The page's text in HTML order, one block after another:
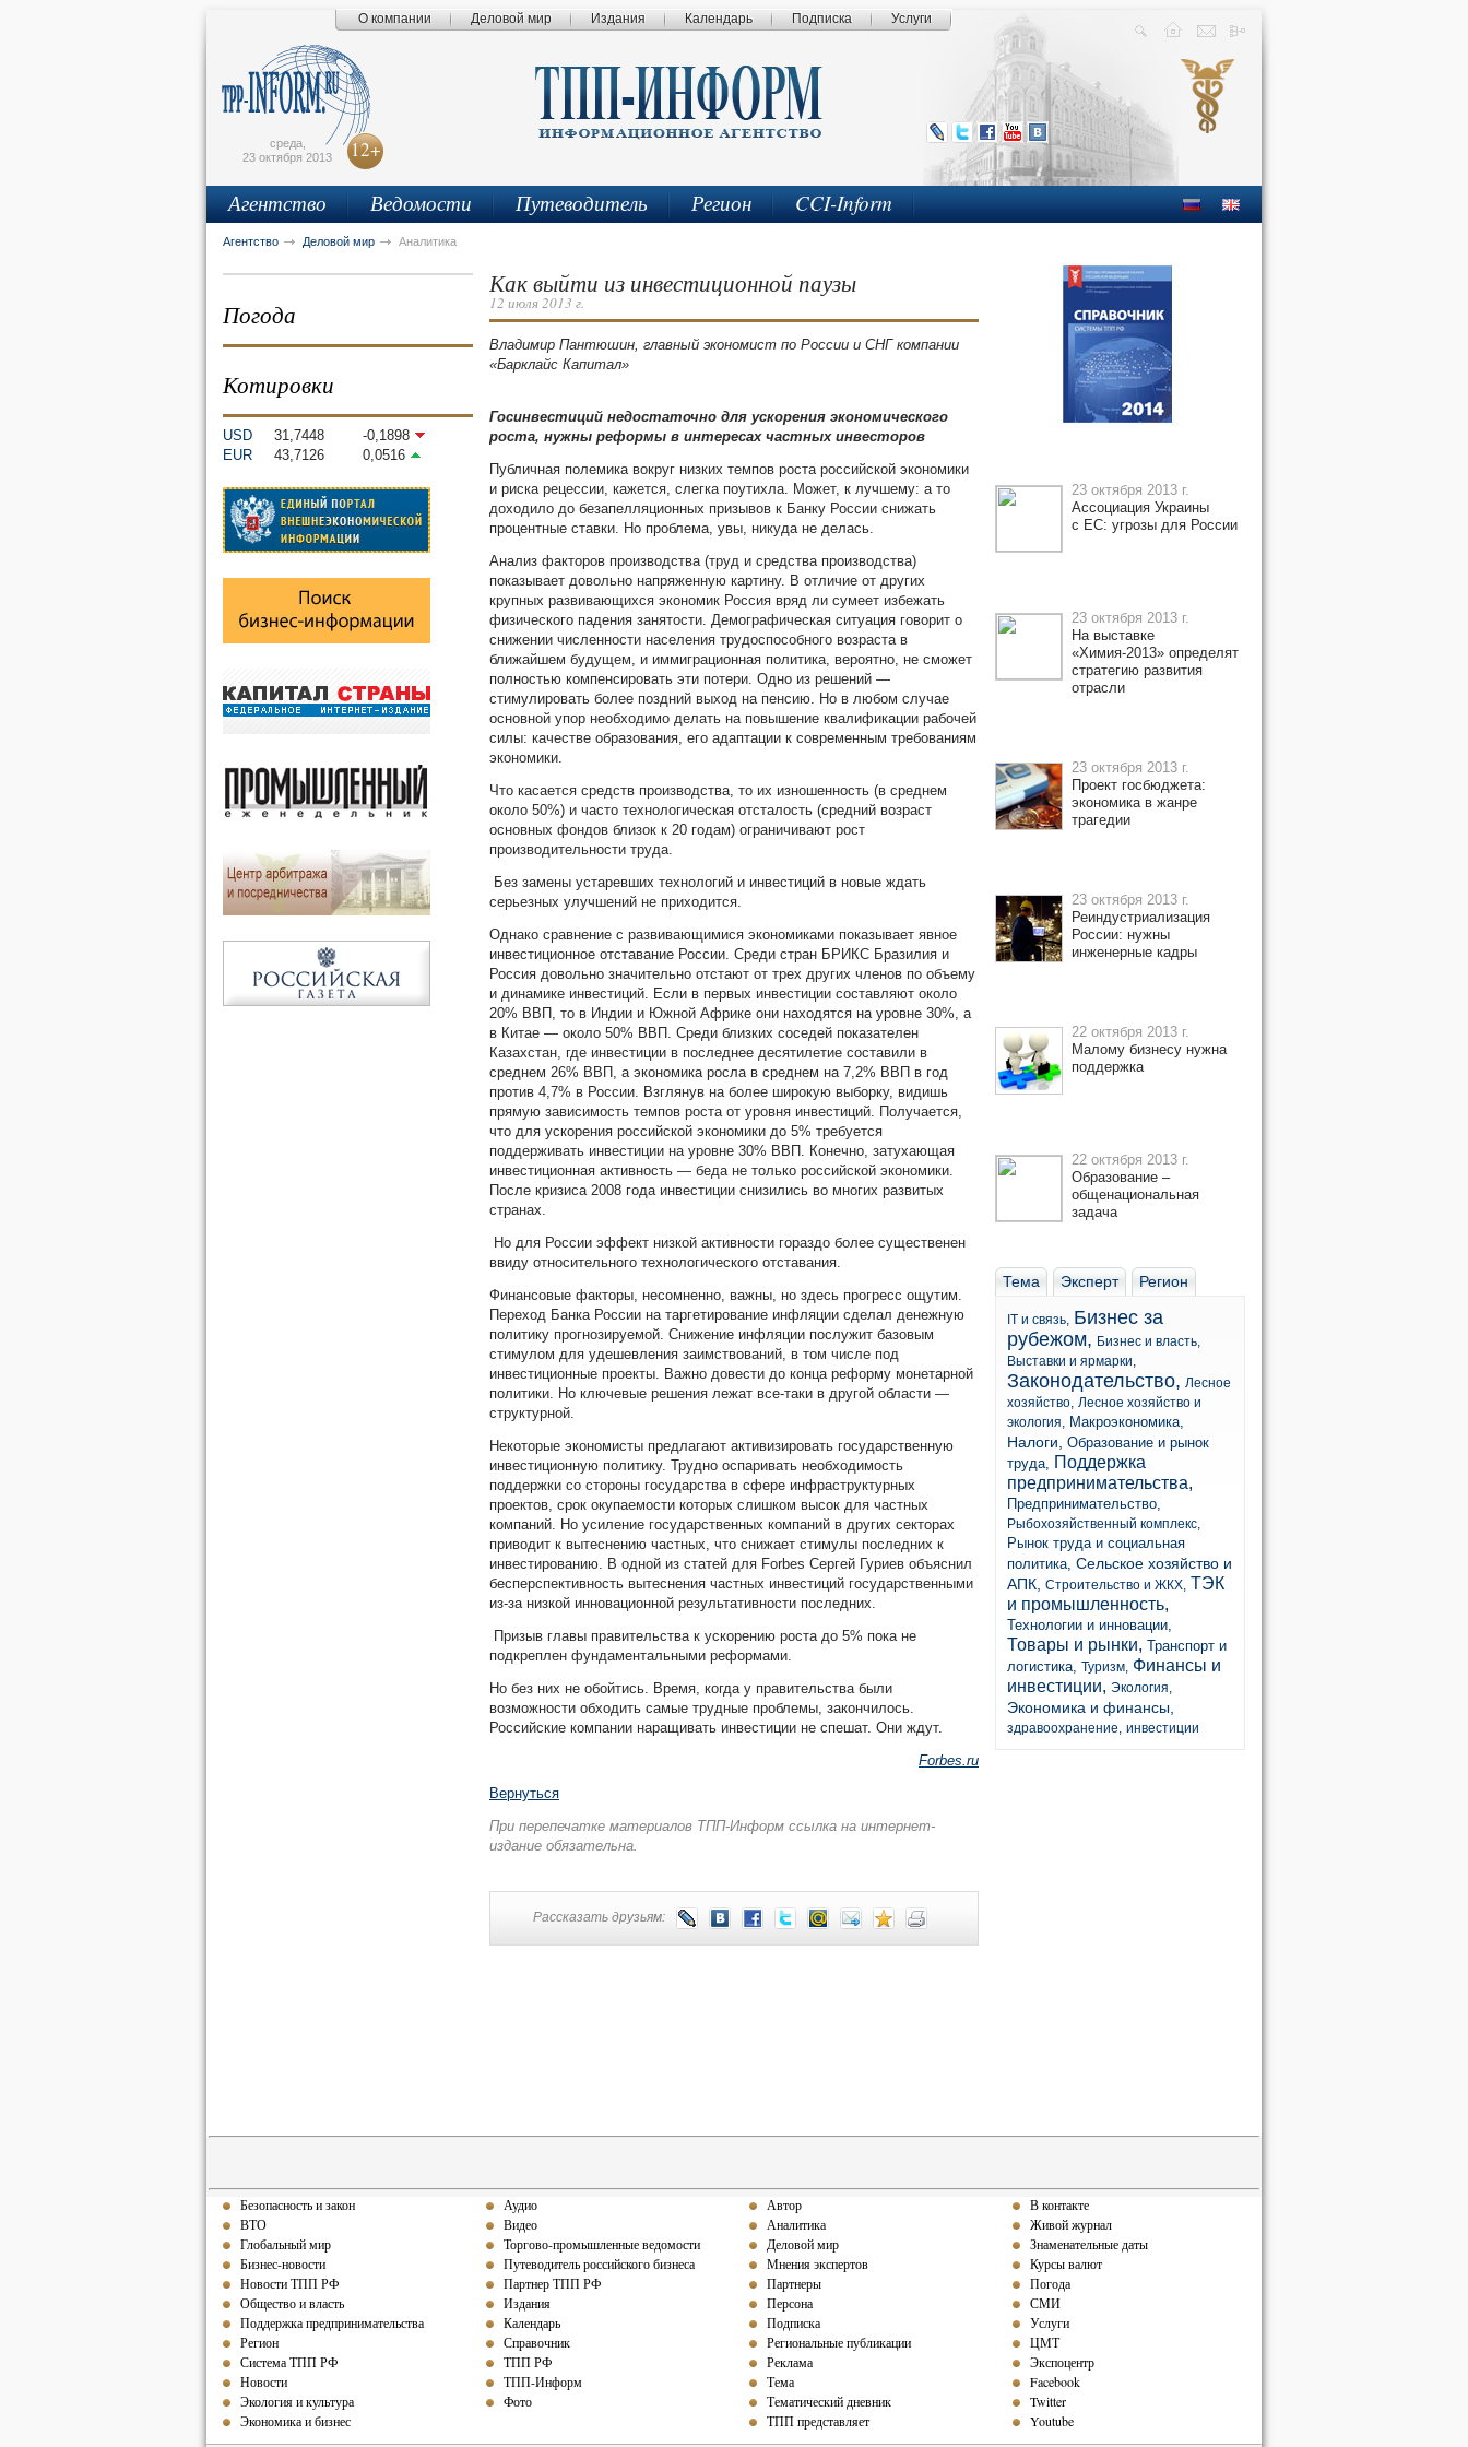
О компании Деловой мир Издания Календарь Подписка Услуги
среда,
23 октября 2013
12+
Агентство Ведомости Путеводитель Регион CCI-Inform
Агентство Деловой мир Аналитика
Погода
Котировки
USD 31,7448
-0,1898
EUR
43,7126 0,0516
Как выйти из инвестиционной паузы
12 июля 2013 г.
Владимир Пантюшин, главный экономист по России и СНГ компании
«Барклайс Капитал»
Госинвестиций недостаточно для ускорения экономического
роста, нужны реформы в интересах частных инвесторов
Публичная полемика вокруг низких темпов роста российской экономики
и риска рецессии, кажется, слегка поутихла. Может, к лучшему: а то
доходило до безапелляционных призывов к Банку России снижать
процентные ставки. Но проблема, увы, никуда не делась.
Анализ факторов производства (труд и средства производства)
показывает довольно напряженную картину. В отличие от других
крупных развивающихся экономик Россия вряд ли сумеет избежать
физического падения занятости. Демографическая ситуация говорит о
снижении численности населения трудоспособного возраста в
ближайшем будущем, и иммиграционная политика, вероятно, не сможет
полностью компенсировать эти потери. Одно из решений —
стимулировать более поздний выход на пенсию. Но в любом случае
основной упор необходимо делать на повышение квалификации рабочей
силы: качестве образования, его адаптации к современным требованиям
экономики.
Что касается средств производства, то их изношенность (в среднем
около 50%) и часто технологическая отсталость (средний возраст
основных фондов близок к 20 годам) ограничивают рост
производительности труда.
Без замены устаревших технологий и инвестиций в новые ждать
серьезных улучшений не приходится.
Однако сравнение с развивающимися экономиками показывает явное
инвестиционное отставание России. Среди стран БРИКС Бразилия и
Россия довольно значительно отстают от трех других членов по объему
и динамике инвестиций. Если в первых инвестиции составляют около
20% ВВП, то в Индии и Южной Африке они находятся на уровне 30%, а
в Китае — около 50% ВВП. Среди близких соседей показателен
Казахстан, где инвестиции в последнее десятилетие составили в
среднем 26% ВВП, а экономика росла в среднем на 7,2% ВВП в год
против 4,7% в России. Взглянув на более широкую выборку, видишь
прямую зависимость темпов роста от уровня инвестиций. Получается,
что для ускорения российской экономики до 5% требуется
поддерживать инвестиции на уровне 30% ВВП. Конечно, затухающая
инвестиционная активность — беда не только российской экономики.
После кризиса 2008 года инвестиции снизились во многих развитых
странах.
Но для России эффект низкой активности гораздо более существенен
ввиду относительного технологического отставания.
Финансовые факторы, несомненно, важны, но здесь прогресс ощутим.
Переход Банка России на таргетирование инфляции сделал денежную
политику прогнозируемой. Снижение инфляции послужит базовым
стимулом для удешевления заимствований, в том числе под
инвестиционные проекты. Важно довести до конца реформу монетарной
политики. Но ключевые решения лежат все-таки в другой области —
структурной.
Некоторые экономисты предлагают активизировать государственную
инвестиционную политику. Трудно оспаривать необходимость
поддержки со стороны государства в сфере инфраструктурных
проектов, срок окупаемости которых слишком высок для частных
компаний. Но усиление государственных компаний в других секторах
приводит к вытеснению частных, что снижает стимулы последних к
инвестированию. В одной из статей для Forbes Сергей Гуриев объяснил
бесперспективность вытеснения частных инвестиций государственными
из-за низкой инновационной результативности последних.
Призыв главы правительства к ускорению роста до 5% пока не
подкреплен фундаментальными реформами.
Но без них не обойтись. Время, когда у правительства были
возможности обходить самые трудные проблемы, закончилось.
Российские компании наращивать инвестиции не спешат. Они ждут.
Forbes.ru
Вернуться
При перепечатке материалов ТПП-Информ ссылка на интернет-
издание обязательна.
Рассказать друзьям:
23 октября 2013 г.
Ассоциация Украины
с ЕС: угрозы для России
23 октября 2013 г.
На выставке
«Химия-2013» определят
стратегию развития
отрасли
23 октября 2013 г.
Проект госбюджета:
экономика в жанре
трагедии
23 октября 2013 г.
Реиндустриализация
России: нужны
инженерные кадры
22 октября 2013 г.
Малому бизнесу нужна
поддержка
22 октября 2013 г.
Образование –
общенациональная
задача
Тема Эксперт Регион
IT и связь, Бизнес за
рубежом, Бизнес и власть,
Выставки и ярмарки,
Законодательство, Лесное
хозяйство, Лесное хозяйство и
экология, Макроэкономика,
Налоги, Образование и рынок
труда, Поддержка
предпринимательства,
Предпринимательство,
Рыбохозяйственный комплекс,
Рынок труда и социальная
политика, Сельское хозяйство и
АПК, Строительство и ЖКХ, ТЭК
и промышленность,
Технологии и инновации,
Товары и рынки, Транспорт и
логистика, Туризм, Финансы и
инвестиции, Экология,
Экономика и финансы,
здравоохранение, инвестиции
Безопасность и закон
ВТО
Глобальный мир
Бизнес-новости
Новости ТПП РФ
Общество и власть
Поддержка предпринимательства
Регион
Система ТПП РФ
Новости
Экология и культура
Экономика и бизнес
Аудио
Видео
Торгово-промышленные ведомости
Путеводитель российского бизнеса
Партнер ТПП РФ
Издания
Календарь
Справочник
ТПП РФ
ТПП-Информ
Фото
Автор
Аналитика
Деловой мир
Мнения экспертов
Партнеры
Персона
Подписка
Региональные публикации
Реклама
Тема
Тематический дневник
ТПП представляет
В контакте
Живой журнал
Знаменательные даты
Курсы валют
Погода
СМИ
Услуги
ЦМТ
Экспоцентр
Facebook
Twitter
Youtube